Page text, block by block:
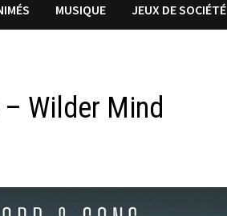
MUSIQUE JEUX DE SOCIÉTÉ
Wilder Mind